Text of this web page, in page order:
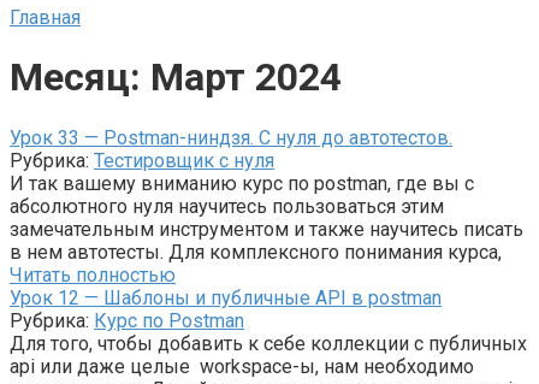
Главная
Месяц: Март 2024
Урок 33 — Postman-ниндзя. С нуля до автотестов.
Рубрика: Тестировщик с нуля
И так вашему вниманию курс по postman, где вы с
абсолютного нуля научитесь пользоваться этим
замечательным инструментом и также научитесь писать
в нем автотесты. Для комплексного понимания курса,
Читать полностью
Урок 12 — Шаблоны и публичные API в postman
Рубрика: Курс по Postman
Для того, чтобы добавить к себе коллекции с публичных
api или даже целые workspace-ы, нам необходимо